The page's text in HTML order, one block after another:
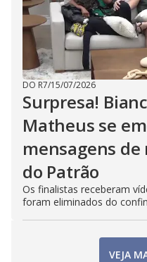
DO R7/15/07/2026
Surpresa!
Matheus se
mensagens
do Patrão
Os finalistas receberam
foram eliminados do
VEJA